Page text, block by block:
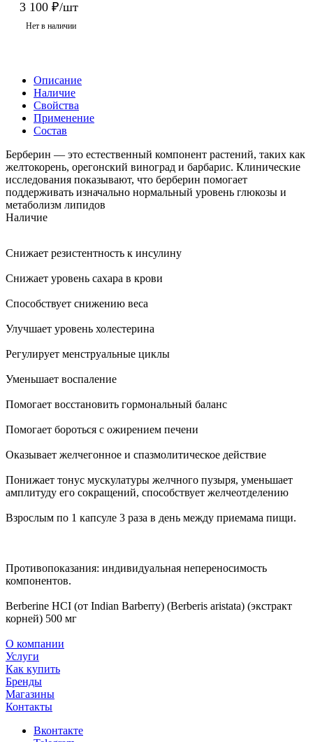
3 100 ₽/шт
Нет в наличии
Описание
Наличие
Свойства
Применение
Состав
Берберин — это естественный компонент растений, таких как
желтокорень, орегонский виноград и барбарис. Клинические
исследования показывают, что берберин помогает
поддерживать изначально нормальный уровень глюкозы и
метаболизм липидов
Наличие
Снижает резистентность к инсулину
Снижает уровень сахара в крови
Способствует снижению веса
Улучшает уровень холестерина
Регулирует менструальные циклы
Уменьшает воспаление
Помогает восстановить гормональный баланс
Помогает бороться с ожирением печени
Оказывает желчегонное и спазмолитическое действие
Понижает тонус мускулатуры желчного пузыря, уменьшает
амплитуду его сокращений, способствует желчеотделению
Взрослым по 1 капсуле 3 раза в день между приемама пищи.
Противопоказания: индивидуальная непереносимость
компонентов.
Berberine HCI (от Indian Barberry) (Berberis aristata) (экстракт
корней) 500 мг
О компании
Услуги
Как купить
Бренды
Магазины
Контакты
Вконтакте